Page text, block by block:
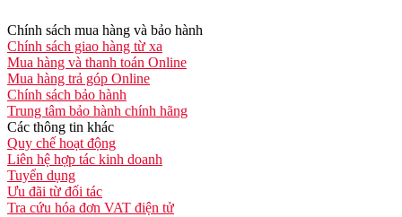
Chính sách mua hàng và bảo hành
Chính sách giao hàng từ xa
Mua hàng và thanh toán Online
Mua hàng trả góp Online
Chính sách bảo hành
Trung tâm bảo hành chính hãng
Các thông tin khác
Quy chế hoạt động
Liên hệ hợp tác kinh doanh
Tuyển dụng
Ưu đãi từ đối tác
Tra cứu hóa đơn VAT điện tử